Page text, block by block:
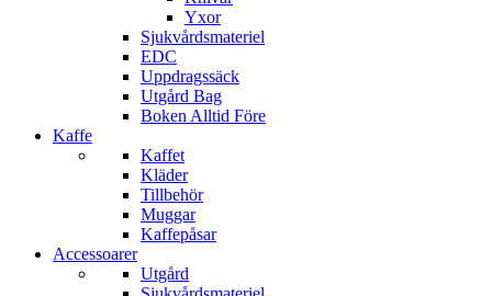
Yxor
Sjukvårdsmateriel
EDC
Uppdragssäck
Utgård Bag
Boken Alltid Före
Kaffe
Kaffet
Kläder
Tillbehör
Muggar
Kaffepåsar
Accessoarer
Utgård